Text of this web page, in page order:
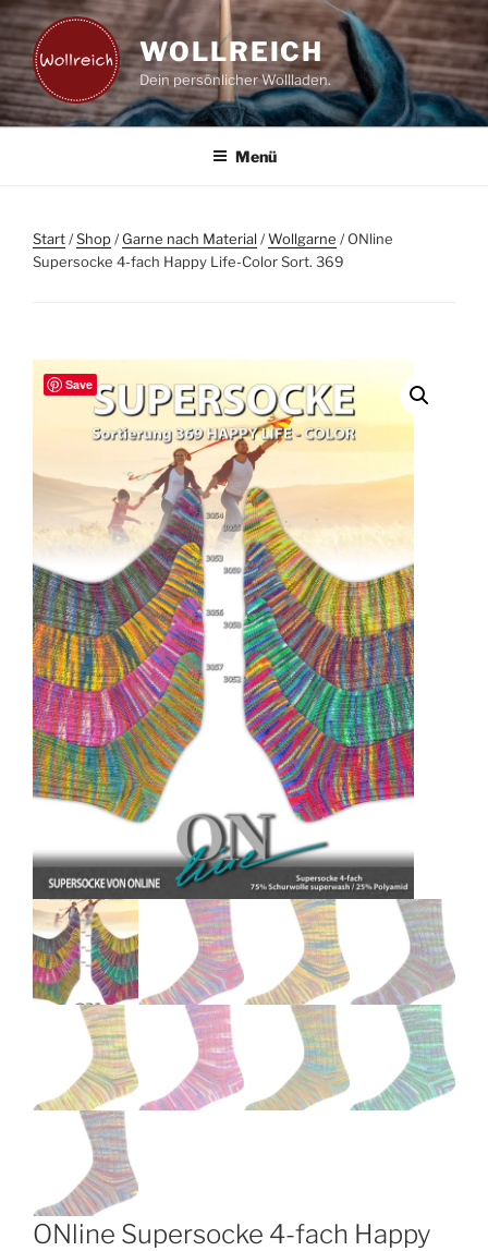
Zum
Inhalt
springen
WOLLREICH
Dein persönlicher Wollladen.
Menü
Start/Shop/Garne nach Material/Wollgarne / ONline
Supersocke 4-fach Happy Life-Color Sort. 369
Save
ONline Supersocke 4-fach Happy